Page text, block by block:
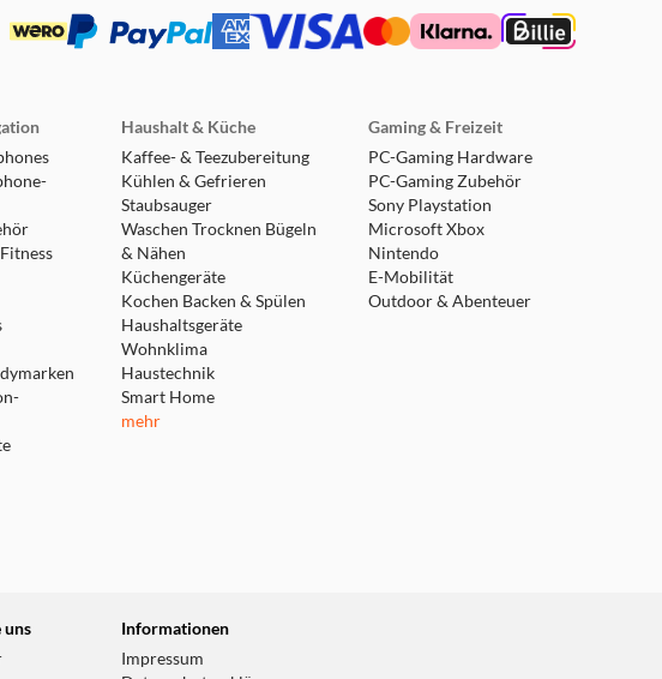
Haushalt & Küche
Kaffee- & Teezubereitung
Kühlen & Gefrieren
Staubsauger
Waschen Trocknen Bügeln
& Nähen
Küchengeräte
Kochen Backen & Spülen
Haushaltsgeräte
Wohnklima
Haustechnik
Smart Home
mehr
Gaming & Freizeit
PC-Gaming Hardware
PC-Gaming Zubehör
Sony Playstation
Microsoft Xbox
Nintendo
E-Mobilität
Outdoor & Abenteuer
uns
Informationen
Impressum